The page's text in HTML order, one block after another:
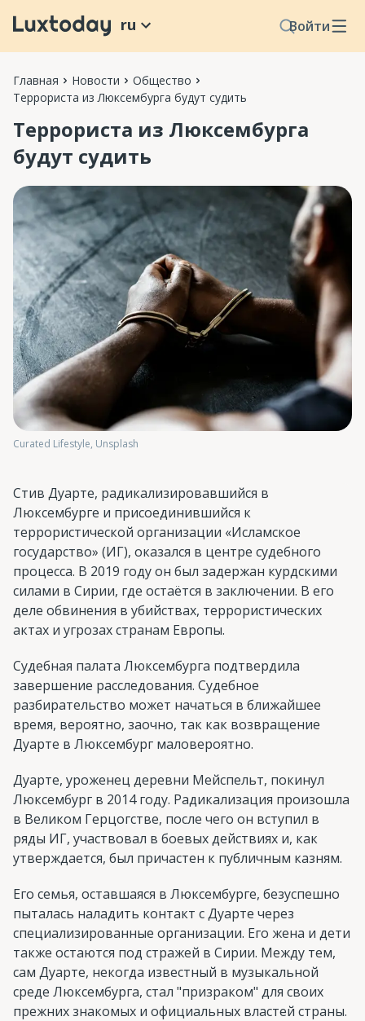
Войти
ru
Главная Новости
Общество
Террориста из Люксембурга будут судить
Террориста из Люксембурга
будут судить
Curated Lifestyle, Unsplash
Стив Дуарте, радикализировавшийся в
Люксембурге и присоединившийся к
террористической организации «Исламское
государство» (ИГ), оказался в центре судебного
процесса. В 2019 году он был задержан курдскими
силами в Сирии, где остаётся в заключении. В его
деле обвинения в убийствах, террористических
актах и угрозах странам Европы.
Судебная палата Люксембурга подтвердила
завершение расследования. Судебное
разбирательство может начаться в ближайшее
время, вероятно, заочно, так как возвращение
Дуарте в Люксембург маловероятно.
Дуарте, уроженец деревни Мейспельт, покинул
Люксембург в 2014 году. Радикализация произошла
в Великом Герцогстве, после чего он вступил в
ряды ИГ, участвовал в боевых действиях и, как
утверждается, был причастен к публичным казням.
Его семья, оставшаяся в Люксембурге, безуспешно
пыталась наладить контакт с Дуарте через
специализированные организации. Его жена и дети
также остаются под стражей в Сирии. Между тем,
сам Дуарте, некогда известный в музыкальной
среде Люксембурга, стал "призраком" для своих
прежних знакомых и официальных властей страны.